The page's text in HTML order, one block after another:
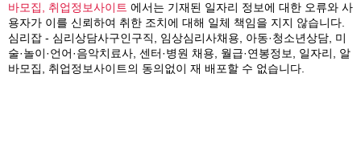
바모집, 취업정보사이트 에서는 기재된 일자리 정보에 대한 오류와 사
용자가 이를 신뢰하여 취한 조치에 대해 일체 책임을 지지 않습니다.
심리잡 - 심리상담사구인구직, 임상심리사채용, 아동·청소년상담, 미
술·놀이·언어·음악치료사, 센터·병원 채용, 월급·연봉정보, 일자리, 알
바모집, 취업정보사이트의 동의없이 재 배포할 수 없습니다.